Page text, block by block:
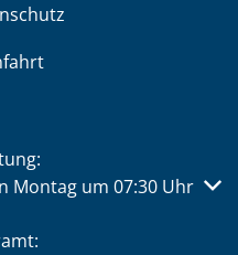
oder Schließzeiten
Montag um 07:30 Uhr